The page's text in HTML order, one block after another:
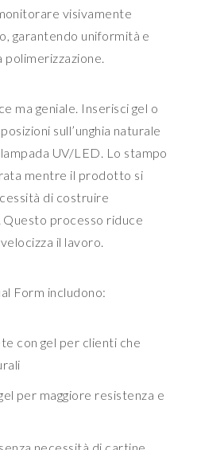
visivamente
garantendo uniformità e
ma geniale. Inserisci gel o
sull’unghia naturale
UV/LED. Lo stampo
mentre il prodotto si
di costruire
processo riduce
il lavoro.
Form includono:
con gel per clienti che
per maggiore resistenza e